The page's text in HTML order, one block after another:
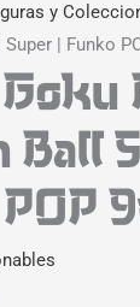
y
| Funko
Ball